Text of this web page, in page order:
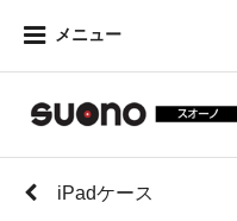
メニュー
iPadケース